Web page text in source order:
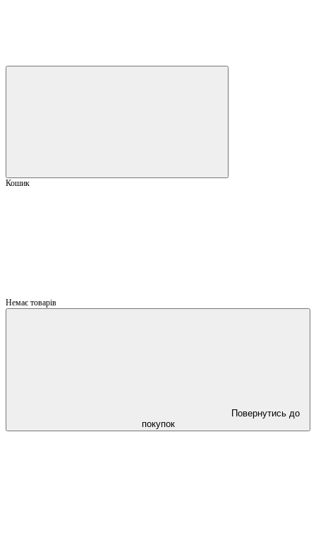
Кошик
Немає товарів
Повернутись до
покупок